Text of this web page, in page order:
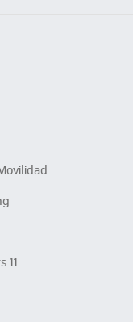
11